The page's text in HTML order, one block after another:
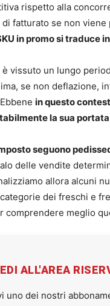
rispetto alla
fatturato se non
in promo si traduce
è vissuto un lungo
se non deflazione,
in questo
la sua portata
seguono
delle vendite
allora alcuni
dei freschi e
comprendere meglio
ALL'AREA
uno dei nostri